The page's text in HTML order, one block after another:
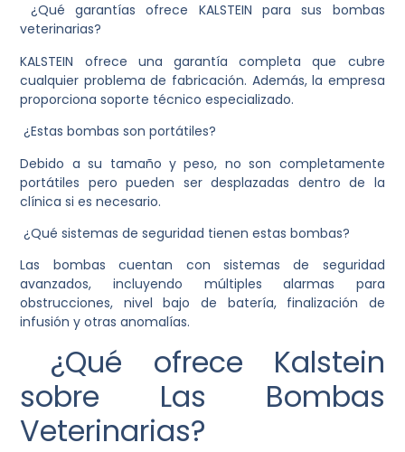
¿Qué garantías ofrece KALSTEIN para sus bombas
veterinarias?
KALSTEIN ofrece una garantía completa que cubre
cualquier problema de fabricación. Además, la empresa
proporciona soporte técnico especializado.
¿Estas bombas son portátiles?
Debido a su tamaño y peso, no son completamente
portátiles pero pueden ser desplazadas dentro de la
clínica si es necesario.
¿Qué sistemas de seguridad tienen estas bombas?
Las bombas cuentan con sistemas de seguridad
avanzados, incluyendo múltiples alarmas para
obstrucciones, nivel bajo de batería, finalización de
infusión y otras anomalías.
¿Qué ofrece Kalstein
sobre Las Bombas
Veterinarias?